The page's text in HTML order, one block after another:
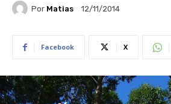
Por Matias 12/11/2014
Facebook X